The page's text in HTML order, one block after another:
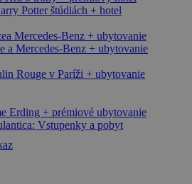
Potter štúdiách + hotel
Mercedes-Benz + ubytovanie
a Mercedes-Benz + ubytovanie
Rouge v Paríži + ubytovanie
Erding + prémiové ubytovanie
Vstupenky a pobyt